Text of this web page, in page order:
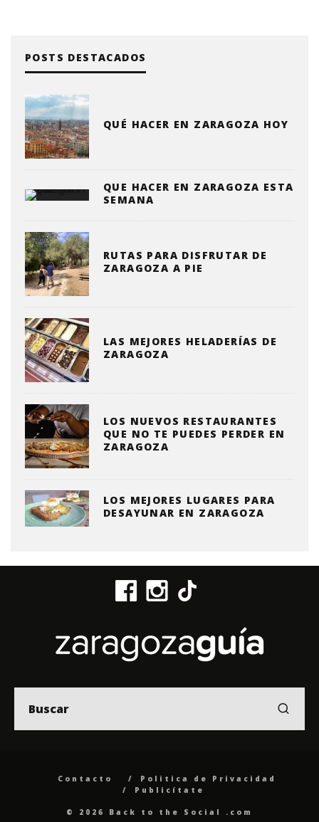
POSTS DESTACADOS
QUÉ HACER EN ZARAGOZA HOY
QUE HACER EN ZARAGOZA ESTA
SEMANA
RUTAS PARA DISFRUTAR DE
ZARAGOZA A PIE
LAS MEJORES HELADERÍAS DE
ZARAGOZA
LOS NUEVOS RESTAURANTES
QUE NO TE PUEDES PERDER EN
ZARAGOZA
LOS MEJORES LUGARES PARA
DESAYUNAR EN ZARAGOZA
Contacto
Politica de Privacidad
Publicítate
© 2026 Back to the Social .com